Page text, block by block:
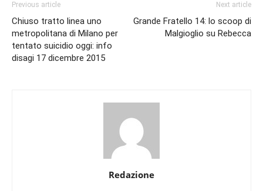
Previous article
Chiuso tratto linea uno
metropolitana di Milano per
tentato suicidio oggi: info
disagi 17 dicembre 2015
Next article
Grande Fratello 14: lo scoop di
Malgioglio su Rebecca
Redazione